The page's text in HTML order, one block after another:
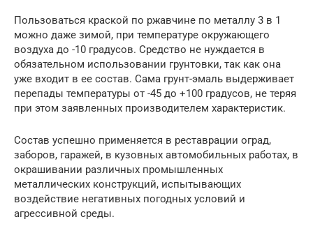
Пользоваться краской по ржавчине по металлу 3 в 1
можно даже зимой, при температуре окружающего
воздуха до -10 градусов. Средство не нуждается в
обязательном использовании грунтовки, так как она
уже входит в ее состав. Сама грунт-эмаль выдерживает
перепады температуры от -45 до +100 градусов, не теряя
при этом заявленных производителем характеристик.
Состав успешно применяется в реставрации оград,
заборов, гаражей, в кузовных автомобильных работах, в
окрашивании различных промышленных
металлических конструкций, испытывающих
воздействие негативных погодных условий и
агрессивной среды.